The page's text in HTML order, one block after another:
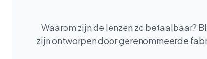
Waarom zijn de lenzen zo betaalbaar?
zijn ontworpen door gerenommeerde